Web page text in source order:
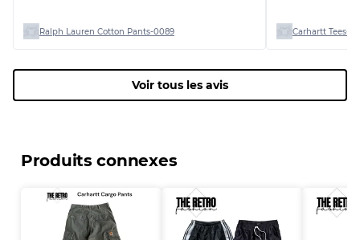
Ralph Lauren Cotton Pants-0089 Carhartt Tees-
Voir tous les avis
Produits connexes